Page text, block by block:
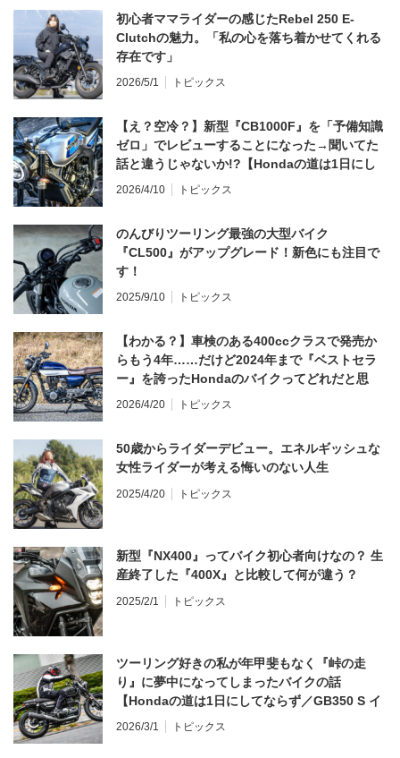
初心者ママライダーの感じたRebel 250 E-
Clutchの魅力。「私の心を落ち着かせてくれる
存在です」
2026/5/1 トピックス
【え？空冷？】新型『CB1000F』を「予備知識
ゼロ」でレビューすることになった→聞いてた
話と違うじゃないか!?【Hondaの道は1日にし
てならず／CB1000F ①第一印象 編】
2026/4/10 トピックス
のんびりツーリング最強の大型バイク
『CL500』がアップグレード！新色にも注目で
す！
2025/9/10 トピックス
【わかる？】車検のある400ccクラスで発売か
らもう4年……だけど2024年まで『ベストセラ
ー』を誇ったHondaのバイクってどれだと思
う？
2026/4/20 トピックス
50歳からライダーデビュー。エネルギッシュな
女性ライダーが考える悔いのない人生
2025/4/20 トピックス
新型『NX400』ってバイク初心者向けなの？ 生
産終了した『400X』と比較して何が違う？
2025/2/1 トピックス
ツーリング好きの私が年甲斐もなく『峠の走
り』に夢中になってしまったバイクの話
【Hondaの道は1日にしてならず／GB350 S イ
ンプレ・レビュー 前編】
2026/3/1 トピックス